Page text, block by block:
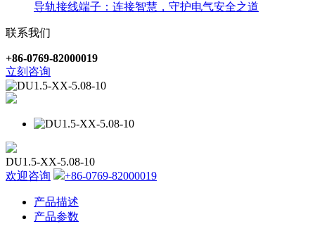
导轨接线端子：连接智慧，守护电气安全之道
联系我们
+86-0769-82000019
立刻咨询
DU1.5-XX-5.08-10
欢迎咨询
+86-0769-82000019
产品描述
产品参数